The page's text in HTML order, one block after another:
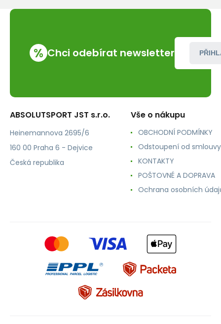
Polaris
% Chci odebírat newsletter
ABSOLUTSPORT JST s.r.o.
Heinemannova 2695/6
160 00 Praha 6 - Dejvice
Česká republika
Vše o nákupu
OBCHODNÍ PODMÍNKY
Odstoupení od smlouvy
KONTAKTY
POŠTOVNÉ A DOPRAVA
Ochrana osobních